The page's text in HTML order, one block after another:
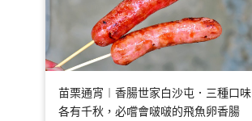
苗栗通宵︱香腸世家白沙屯．三種口味
各有千秋，必嚐會啵啵的飛魚卵香腸